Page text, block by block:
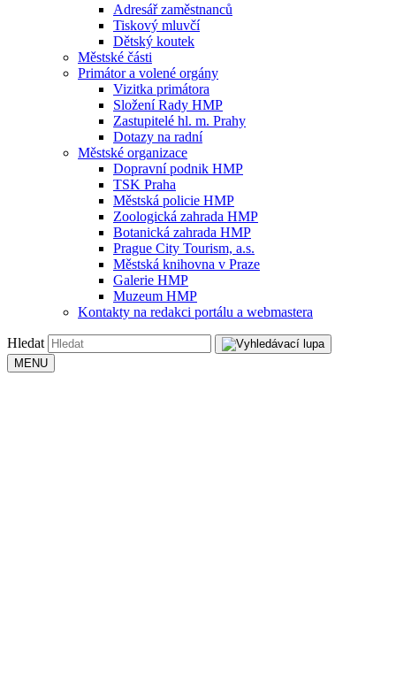
Adresář zaměstnanců
Tiskový mluvčí
Dětský koutek
Městské části
Primátor a volené orgány
Vizitka primátora
Složení Rady HMP
Zastupitelé hl. m. Prahy
Dotazy na radní
Městské organizace
Dopravní podnik HMP
TSK Praha
Městská policie HMP
Zoologická zahrada HMP
Botanická zahrada HMP
Prague City Tourism, a.s.
Městská knihovna v Praze
Galerie HMP
Muzeum HMP
Kontakty na redakci portálu a webmastera
Hledat
MENU